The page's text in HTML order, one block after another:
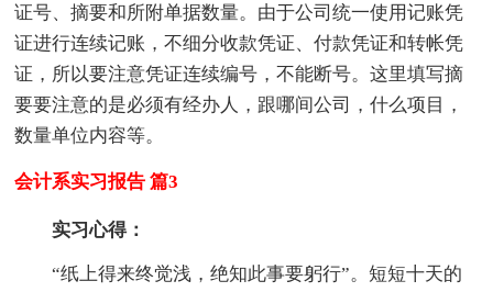
证号、摘要和所附单据数量。由于公司统一使用记账凭
证进行连续记账，不细分收款凭证、付款凭证和转帐凭
证，所以要注意凭证连续编号，不能断号。这里填写摘
要要注意的是必须有经办人，跟哪间公司，什么项目，
数量单位内容等。
会计系实习报告 篇3
实习心得：
“纸上得来终觉浅，绝知此事要躬行”。短短十天的